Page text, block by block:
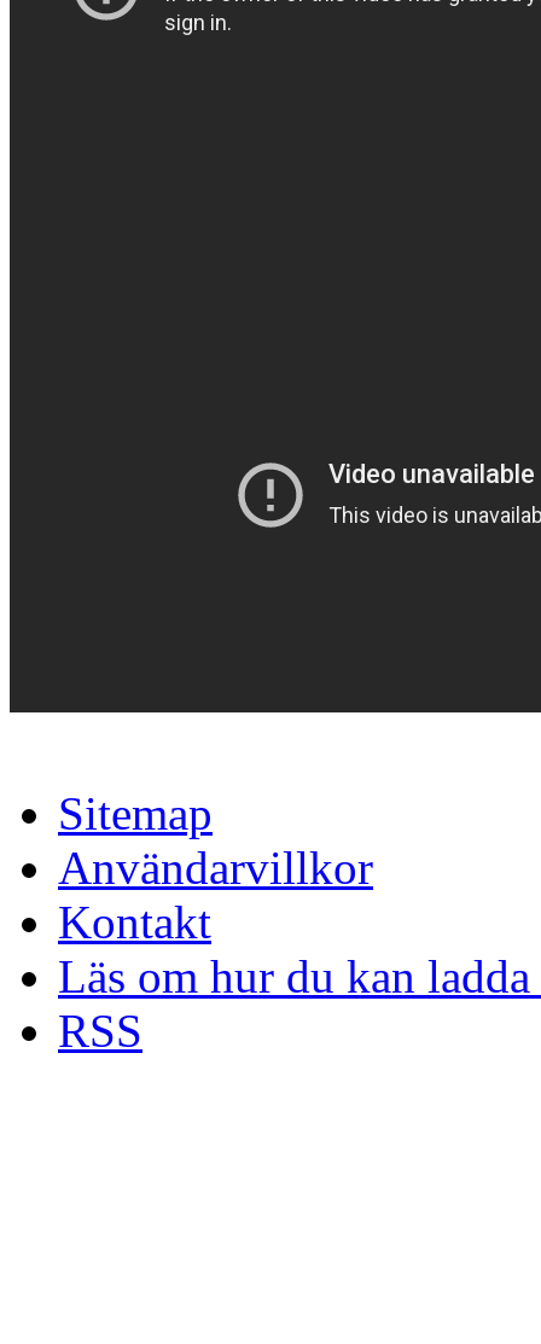
Sitemap
Användarvillkor
Kontakt
Läs om hur du kan
RSS